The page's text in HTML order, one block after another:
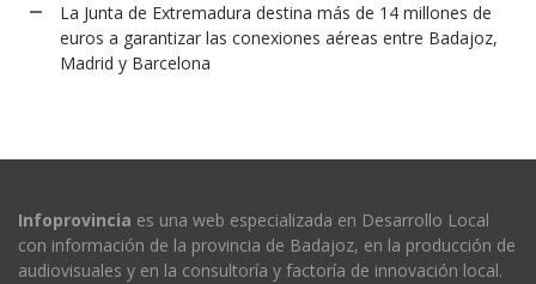
La Junta de Extremadura destina más de 14 millones de
euros a garantizar las conexiones aéreas entre Badajoz,
Madrid y Barcelona
Infoprovincia es una web especializada en Desarrollo Local
con información de la provincia de Badajoz, en la producción de
audiovisuales y en la consultoría y factoría de innovación local.